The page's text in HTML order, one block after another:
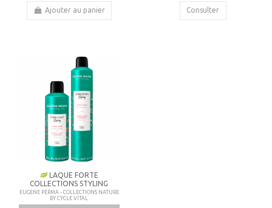
Ajouter au panier Consulter
LAQUE FORTE
COLLECTIONS STYLING
EUGENE PERMA - COLLECTIONS NATURE
BY CYCLE VITAL